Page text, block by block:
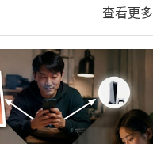
查看更多